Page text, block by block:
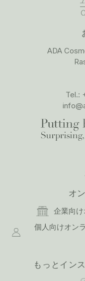
ADA
Tel.:
オ
企業向け
個人向けオン
もっとイン